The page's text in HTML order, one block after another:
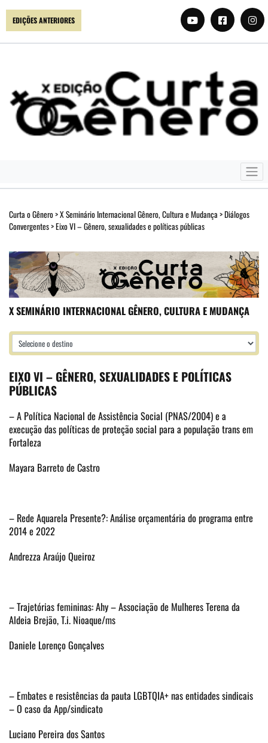
EDIÇÕES ANTERIORES
Curta o Gênero>X Seminário Internacional Gênero, Cultura e Mudança >Diálogos
Convergentes>Eixo VI – Gênero, sexualidades e políticas públicas
X SEMINÁRIO INTERNACIONAL GÊNERO, CULTURA E MUDANÇA
EIXO VI – GÊNERO, SEXUALIDADES E POLÍTICAS
PÚBLICAS
– A Política Nacional de Assistência Social (PNAS/2004) e a
execução das políticas de proteção social para a população trans em
Fortaleza
Mayara Barreto de Castro
– Rede Aquarela Presente?: Análise orçamentária do programa entre
2014 e 2022
Andrezza Araújo Queiroz
– Trajetórias femininas: Ahy – Associação de Mulheres Terena da
Aldeia Brejão, T.i. Nioaque/ms
Daniele Lorenço Gonçalves
– Embates e resistências da pauta LGBTQIA+ nas entidades sindicais
– O caso da App/sindicato
Luciano Pereira dos Santos